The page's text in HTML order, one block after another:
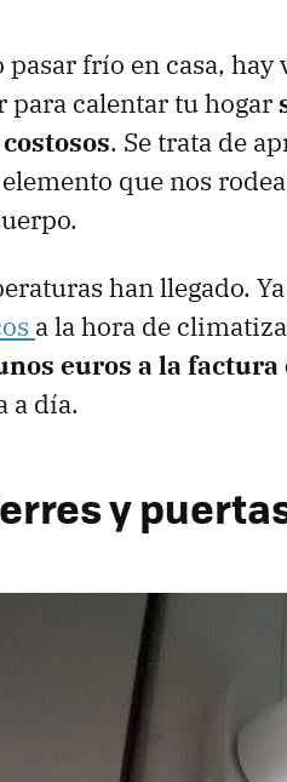
pasar frío en casa,
calentar tu hogar
. Se trata de
que nos
han llegado.
a la hora de
euros a la factura
a día.
y